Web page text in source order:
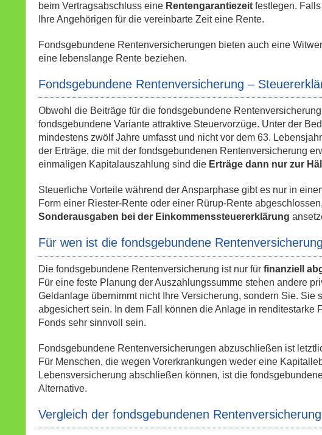
beim Vertragsabschluss eine Rentengarantiezeit festlegen.
Ihre Angehörigen für die vereinbarte Zeit eine Rente.
Fondsgebundene Rentenversicherungen bieten auch eine
eine lebenslange Rente beziehen.
Fondsgebundene Rentenversicherung –
Obwohl die Beiträge für die fondsgebundene
fondsgebundene Variante attraktive Steuervorzüge. Unter der
mindestens zwölf Jahre umfasst und nicht vor dem 63.
der Erträge, die mit der fondsgebundenen Rentenversicherung
einmaligen Kapitalauszahlung sind die Erträge dann nur zur
Steuerliche Vorteile während der Ansparphase gibt es nur in
Form einer Riester-Rente oder einer Rürup-Rente
Sonderausgaben bei der Einkommenssteuererklärung
Für wen ist die fondsgebundene
Die fondsgebundene Rentenversicherung ist nur für finanziell
Für eine feste Planung der Auszahlungssumme stehen andere
Geldanlage übernimmt nicht Ihre Versicherung, sondern Sie.
abgesichert sein. In dem Fall können die Anlage in
Fonds sehr sinnvoll sein.
Fondsgebundene Rentenversicherungen abzuschließen ist
Für Menschen, die wegen Vorerkrankungen weder eine
Lebensversicherung abschließen können, ist die
Alternative.
Vergleich der fondsgebundenen